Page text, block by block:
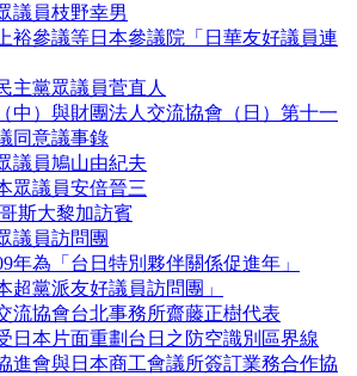
議員枝野幸男
裕參議等日本參議院「日華友好議員連
主黨眾議員菅直人
中）與財團法人交流協會（日）第十一
同意議事錄
議員鳩山由紀夫
眾議員安倍晉三
斯大黎加訪賓
議員訪問團
年為「台日特別夥伴關係促進年」
超黨派友好議員訪問團」
流協會台北事務所齋藤正樹代表
日本片面重劃台日之防空識別區界線
進會與日本商工會議所簽訂業務合作協